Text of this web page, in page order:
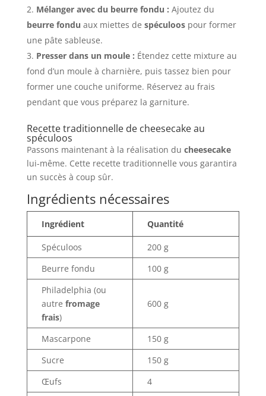
Mélanger avec du beurre fondu : Ajoutez du
beurre fondu aux miettes de spéculoospour former
une pâte sableuse.
Presser dans un moule : Étendez cette mixture au
fond d’un moule à charnière, puis tassez bien pour
former une couche uniforme. Réservez au frais
pendant que vous préparez la garniture.
Recette traditionnelle de cheesecake au
spéculoos
Passons maintenant à la réalisation du cheesecake
lui-même. Cette recette traditionnelle vous garantira
un succès à coup sûr.
Ingrédients nécessaires
Ingrédient Quantité
Spéculoos
200 g
Beurre fondu
100 g
Philadelphia (ou
autre fromage
frais)
600 g
Mascarpone
150 g
Sucre
150 g
Œufs
4